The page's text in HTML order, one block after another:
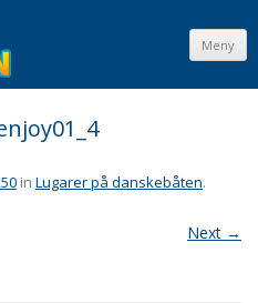
Meny
in Lugarer på danskebåten.
Next →